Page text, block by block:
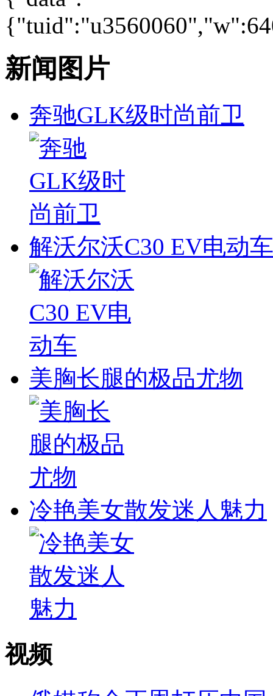
新闻图片
奔驰GLK级时尚前卫
解沃尔沃C30 EV电动车
美胸长腿的极品尤物
冷艳美女散发迷人魅力
视频